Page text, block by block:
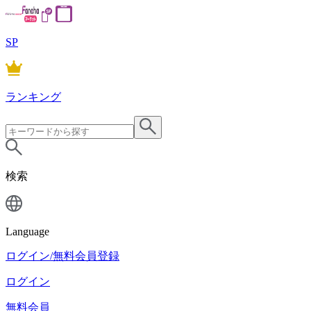
SP
ランキング
検索
Language
ログイン/無料会員登録
ログイン
無料会員